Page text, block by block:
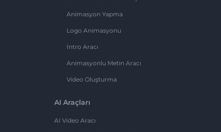
Animasyon Yapma
Logo Animasyonu
İntro Aracı
Animasyonlu Metin Aracı
Video Oluşturma
AI Araçları
AI Video Aracı